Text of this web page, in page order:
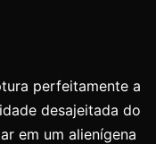
perfeitamente a
desajeitada do
em um alienígena